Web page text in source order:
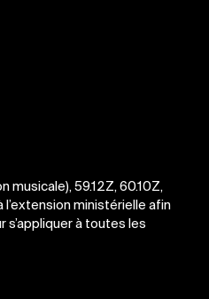
musicale), 59.12Z, 60.10Z,
ministérielle afin
s’appliquer à toutes les